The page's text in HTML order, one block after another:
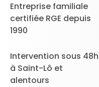
Entreprise familiale
certifiée RGE depuis
1990
Intervention sous 48h
à Saint-Lô et
alentours